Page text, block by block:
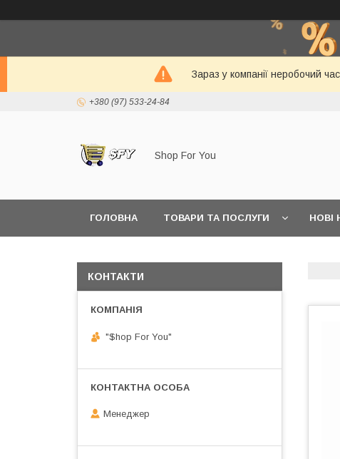
Зараз у компанії неробочий
+380 (97) 533-24-84
Shop For You
ГОЛОВНА ТОВАРИ ТА ПОСЛУГИ НОВІ
КОНТАКТИ
"$hop For You"
Менеджер